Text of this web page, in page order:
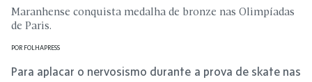
Maranhense conquista medalha de bronze nas Olimpíadas
de Paris.
POR FOLHAPRESS
Para aplacar o nervosismo durante a prova de skate nas